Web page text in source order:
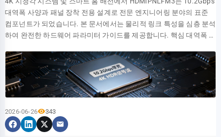
하여 모든 다운스트림 포트가 하나의 업스트림 대역폭을 공유합니다.
실측 결과 듀얼 포트 동시 전송 시 단일 포트 속도는 즉시 200-
250MB/s로 떨어지며 총 대역폭은 800-900MB/s로 제한됩니다. 4개
포트를 모두 사용할 경우 단일 포트의 평균 전송 속도는 200MB/s 이
하로 급감합니다. 따라서 다중 장치를 동시에 과도하게 사용하는 사용
자는 이와 같은 대역폭 공유형 허브를 구매하지 않는 것이 좋습니다.
이 1pF 미만이어야 합니다. Type-C에 새로 추가된 CC 라인은 방향 식
별 및 PD 협상에 사용되므로 양방향 저용량 보호 소자를 배치해야 합
니다. 전 포트 독립 보호 아키텍처는 단일 라인의 결함이 다른 곳으로
핑 전압과 응답 속도의 균형 법칙 TVS 소자의 핵심 파라미터들 사이에
는 설계상의 트레이드오프(Trade-off)가 존재합니다. 클램핑 전압이
낮을수록 후단 칩을 더 확실하게 보호할 수 있지만, 누설 전류
(Leakage Current)가 증가하여 대기 전력 소모에 영향을 미칠 수 있습
도는 1ns 미만이어야 하며, 전력 용량은 여러 차례의 충격을 견디는 내
구성을 결정합니다. 산업용 솔루션은 일반적으로 다단계 보호 방식을
트 조절식 깊이 구조의 심층 분석 이 선반의 조절 메커니즘은 정밀 가
(예: 깊이 300mm)부터 깊은 서버(예: 깊이 800mm)까지 다양한 장비
에 적용할 수 있습니다. 1인치 단위의 조절 피치를 제공하여 미세 조정
정밀도를 확보했습니다. 이러한 설계는 서로 다른 장비 깊이 문제를
해결할 뿐만 아니라, 향후 장비 교체 시 신속한 조정을 지원하여 중복
구매를 방지합니다. GND VCC IN OUT 표면 처리 및 방열 고려 사항 표
면은 블랙 미세 질감 분체 도장 공정을 적용하여 우수한 방청, 내스크
래치성 및 절연 특성을 제공하며, 고밀도 IT 환경에 적합합니다. 더욱
중요한 점은 선반 표면에 수많은 환기 구멍(Ventilation Holes)이 설계
석고보드 가벽 환경에서는 충분한 부착력을 발휘하지 못했습니다. 반
면 타공 방식의 거치대들은 설치에 약 25분이 소요되었으나, 제공되
는 칼블럭 및 앵커 볼트의 호환성이 우수하여 콘크리트 벽면과 목재
파티션 모두에서 가장 견고하게 고정되었습니다. 구매 결정 프로세스:
거치대 안정성을 결정하는 3대 핵심 요소 수많은 제품들 중에서 올바
른 결정을 내리기 위해서는 과학적인 판단 기준이 필요합니다. 단순히
판매량과 가격만 비교해서는 안 되며, 장기적인 구조적 안정성에 직접
적인 영향을 주는 3가지 물리적 요소를 고려해야 합니다. 바로 하중 설
계 구조, 공간 치수 호환성, 그리고 재질 및 가공 공정입니다. 요소 1:
가형 거치대들은 스펙상 50kg까지 지탱할 수 있다고 광고하지만, 실
제 구조적 안전 계수에는 결함이 있을 수 있습니다. 주목해야 할 부분
및 색역: 색상 표준의 중요성 10-bit 색심도는 8-bit보다 64배 많은 10
억 7천만 가지 색상을 표시할 수 있습니다. HDR10+ 및 Dolby Vision
은 프레임별로 화면을 최적화합니다. 전문 사용자에게는 더 넓은 창작
칙: 케이블, 인터페이스 및 칩의 '삼각 관계' 'Ultra High Speed HDMI' 인
증 로고 확인 48Gbps 풀 대역폭을 지원하는 케이블에는 대개 공식 인
증 라벨이 인쇄되어 있습니다. 이는 장거리 전송 시에도 8K 신호의 안
정성을 보장하며 화면 깨짐이나 블랙아웃 현상을 방지합니다. USB-C
USB-C'를 지원하는지 확인하십시오. Intel Thunderbolt 4 또는 Apple
Mac 시리즈는 보통 이를 전적으로 지원하지만, 보급형 안드로이드 기
대역폭 사양과 패널 장착 전용 설계로 전문 엔지니어링 분야의 표준
컴포넌트가 되었습니다. 본 문서에서는 물리적 링크 특성을 심층 분석
하여 완전한 하드웨어 파라미터 가이드를 제공합니다. 핵심 대역폭 디
아키텍처 (HDMI 1.4) TMDS Data (10.2G) HEC / ARC 채널 DDC /
CEC 양방향 제어 HDMIPNLFM3의 10.2Gbps 대역폭은 HDMI 1.4 기
술 사양에 기반합니다. 표준 4K@30Hz, 8bit 색심도 신호의 경우 데이
터 전송률 요구 사항이 약 8.9Gbps에 달하며, HDMIPNLFM3가 제공
Color) 및 오디오 리턴 채널(ARC)을 위한 여유 대역폭을 제공하여 화
면 찢어짐 현상을 방지합니다. 대역폭 및 해상도 지원 매트릭스 해상
2026-06-26 343